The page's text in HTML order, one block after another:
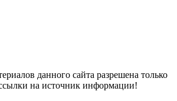
данного сайта разрешена только
на источник информации!